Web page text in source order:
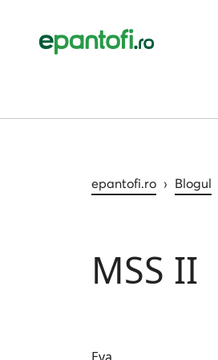
epantofi.ro › Blogul
MSS II